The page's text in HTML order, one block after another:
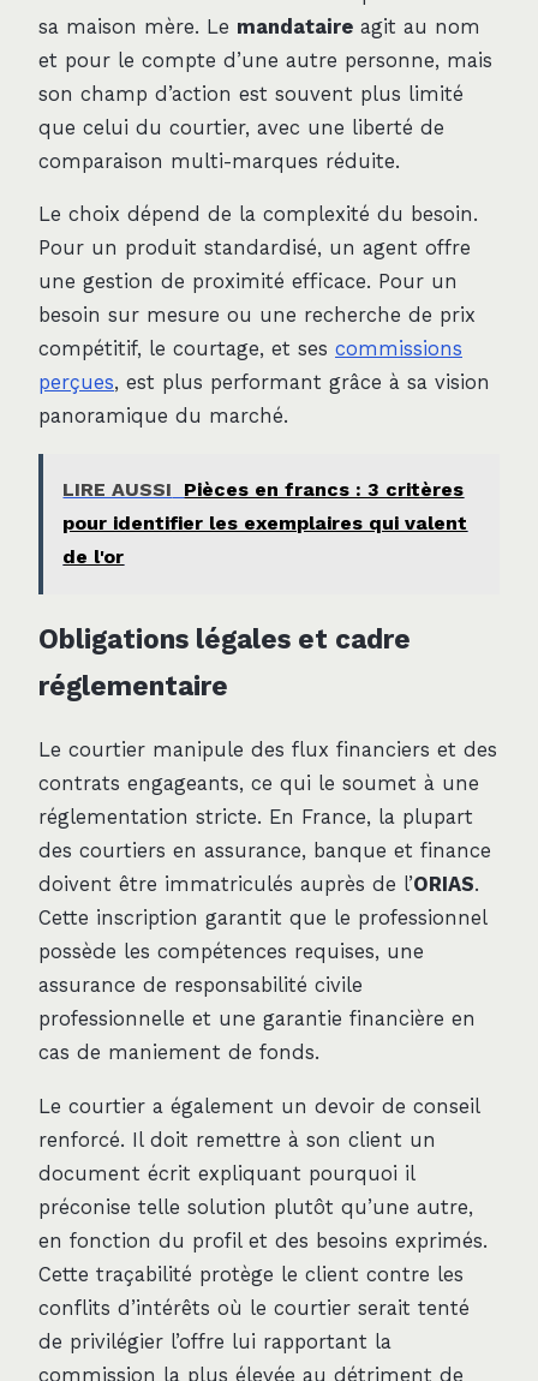
sa maison mère. Le mandataire agit au nom
et pour le compte d’une autre personne, mais
son champ d’action est souvent plus limité
que celui du courtier, avec une liberté de
comparaison multi-marques réduite.
Le choix dépend de la complexité du besoin.
Pour un produit standardisé, un agent offre
une gestion de proximité efficace. Pour un
besoin sur mesure ou une recherche de prix
compétitif, le courtage, et ses commissions
perçues, est plus performant grâce à sa vision
panoramique du marché.
LIRE AUSSI
Pièces en francs : 3 critères
pour identifier les exemplaires qui valent
de l'or
Obligations légales et cadre
réglementaire
Le courtier manipule des flux financiers et des
contrats engageants, ce qui le soumet à une
réglementation stricte. En France, la plupart
des courtiers en assurance, banque et finance
doivent être immatriculés auprès de l’ORIAS.
Cette inscription garantit que le professionnel
possède les compétences requises, une
assurance de responsabilité civile
professionnelle et une garantie financière en
cas de maniement de fonds.
Le courtier a également un devoir de conseil
renforcé. Il doit remettre à son client un
document écrit expliquant pourquoi il
préconise telle solution plutôt qu’une autre,
en fonction du profil et des besoins exprimés.
Cette traçabilité protège le client contre les
conflits d’intérêts où le courtier serait tenté
de privilégier l’offre lui rapportant la
commission la plus élevée au détriment de